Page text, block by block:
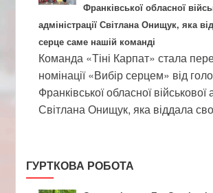
Франківської обласної
адміністрації Світлана Онищук, яка
серце саме нашій команді
Команда «Тіні Карпат» стала
номінації «Вибір серцем» від
Франківської обласної військової
Світлана Онищук, яка віддала
ГУРТКОВА РОБОТА